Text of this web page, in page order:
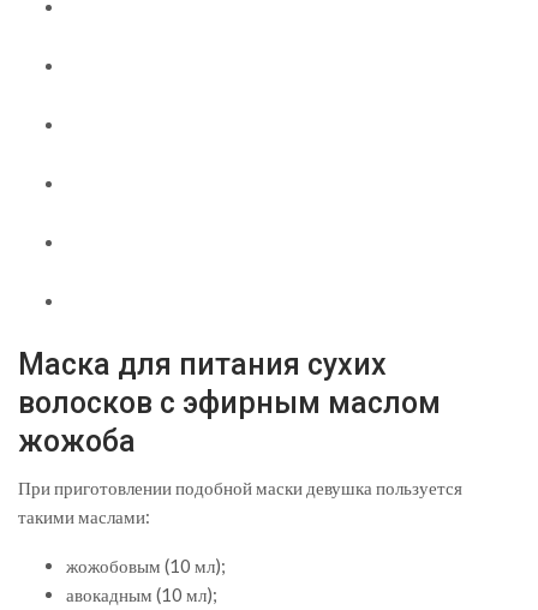
Маска для питания сухих
волосков с эфирным маслом
жожоба
При приготовлении подобной маски девушка пользуется
такими маслами:
жожобовым (10 мл);
авокадным (10 мл);